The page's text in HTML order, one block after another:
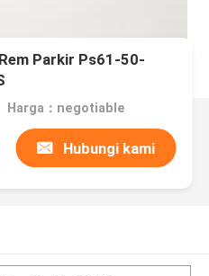
Parkir Ps61-50-
Harga：negotiable
Hubungi kami